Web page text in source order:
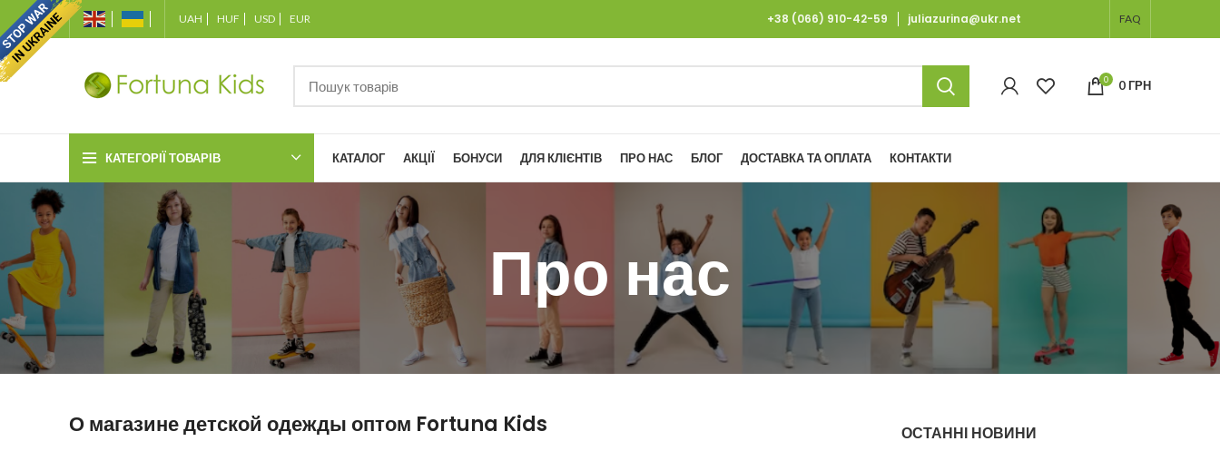
UAH HUF USD EUR +38 (066) 910-42-59 juliazurina@ukr.net FAQ
0 0ГРН
КАТЕГОРІЇ ТОВАРІВ КАТАЛОГ АКЦІЇ БОНУСИ ДЛЯ КЛІЄНТІВ ПРО НАС БЛОГ ДОСТАВКА ТА ОПЛАТА КОНТАКТИ
Про нас
О магазине детской одежды оптом Fortuna Kids ОСТАННІ НОВИНИ